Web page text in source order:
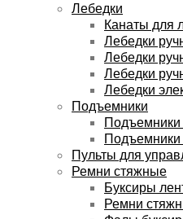
Лебедки
Канаты для
Лебедки
Лебедки
Лебедки
Лебедки
Подъемники
Подъемники
Пульты для
Ремни стяжные
Буксиры
Ремни